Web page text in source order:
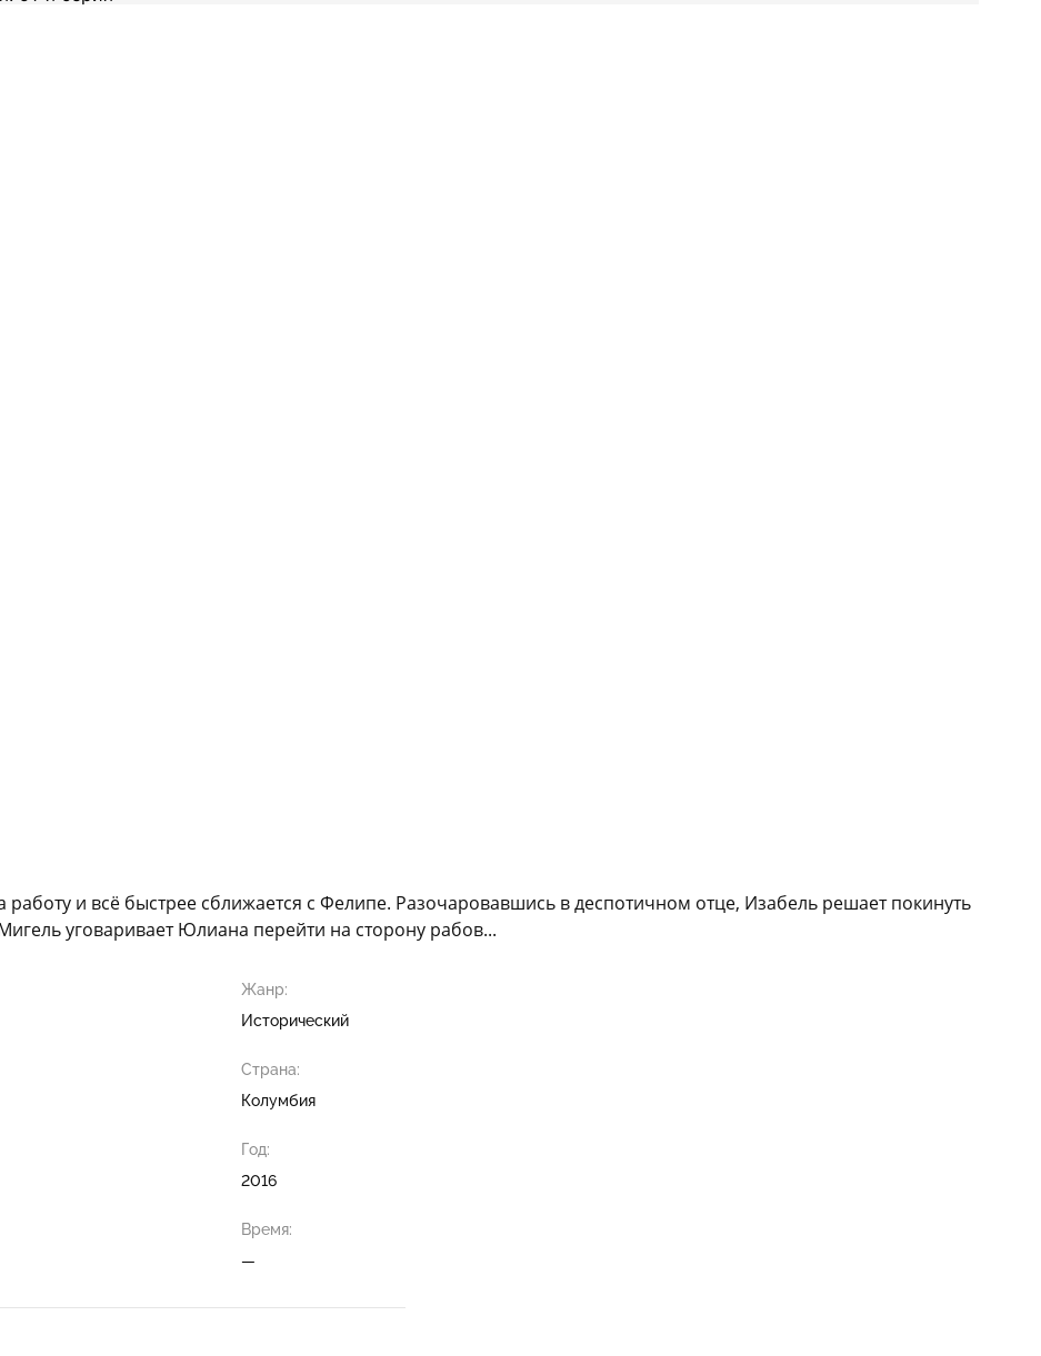
работу и всё быстрее сближается с Фелипе. Разочаровавшись в деспотичном отце, Изабель решает покинуть
уговаривает Юлиана перейти на сторону рабов...
Жанр:
Исторический
Страна:
Колумбия
Год:
2016
Время:
—